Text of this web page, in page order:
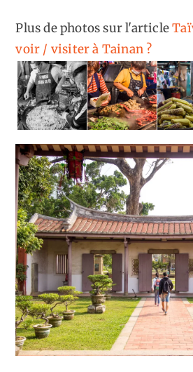
Plus de photos sur l'article
voir / visiter à Tainan ?